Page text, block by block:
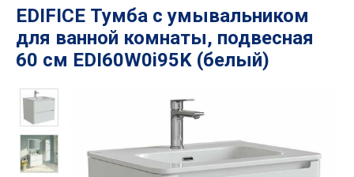
EDIFICE Тумба с умывальником
для ванной комнаты, подвесная
60 см EDI60W0i95K (белый)